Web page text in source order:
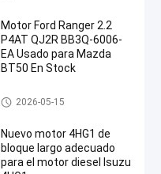
Motor Ford Ranger 2.2
P4AT QJ2R BB3Q-6006-
EA Usado para Mazda
BT50 En Stock
Piezas del motor japonesas
2026-05-15
Nuevo motor 4HG1 de
bloque largo adecuado
para el motor diesel Isuzu